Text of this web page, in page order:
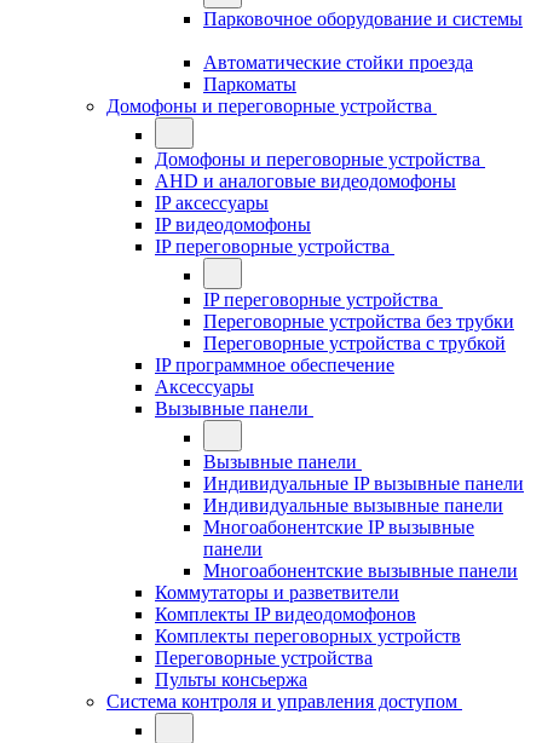
Парковочное оборудование и системы
Автоматические стойки проезда
Паркоматы
Домофоны и переговорные устройства
Домофоны и переговорные устройства
AHD и аналоговые видеодомофоны
IP аксессуары
IP видеодомофоны
IP переговорные устройства
IP переговорные устройства
Переговорные устройства без трубки
Переговорные устройства с трубкой
IP программное обеспечение
Аксессуары
Вызывные панели
Вызывные панели
Индивидуальные IP вызывные панели
Индивидуальные вызывные панели
Многоабонентские IP вызывные
панели
Многоабонентские вызывные панели
Коммутаторы и разветвители
Комплекты IP видеодомофонов
Комплекты переговорных устройств
Переговорные устройства
Пульты консьержа
Система контроля и управления доступом